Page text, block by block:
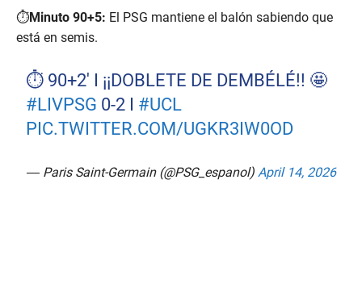
⏱️Minuto 90+5: El PSG mantiene el balón sabiendo que
está en semis.
⏱️ 90+2' I ¡¡DOBLETE DE DEMBÉLÉ!! 🤩
#LIVPSG 0-2 I #UCL
PIC.TWITTER.COM/UGKR3IW0OD
— Paris Saint-Germain (@PSG_espanol) April 14, 2026